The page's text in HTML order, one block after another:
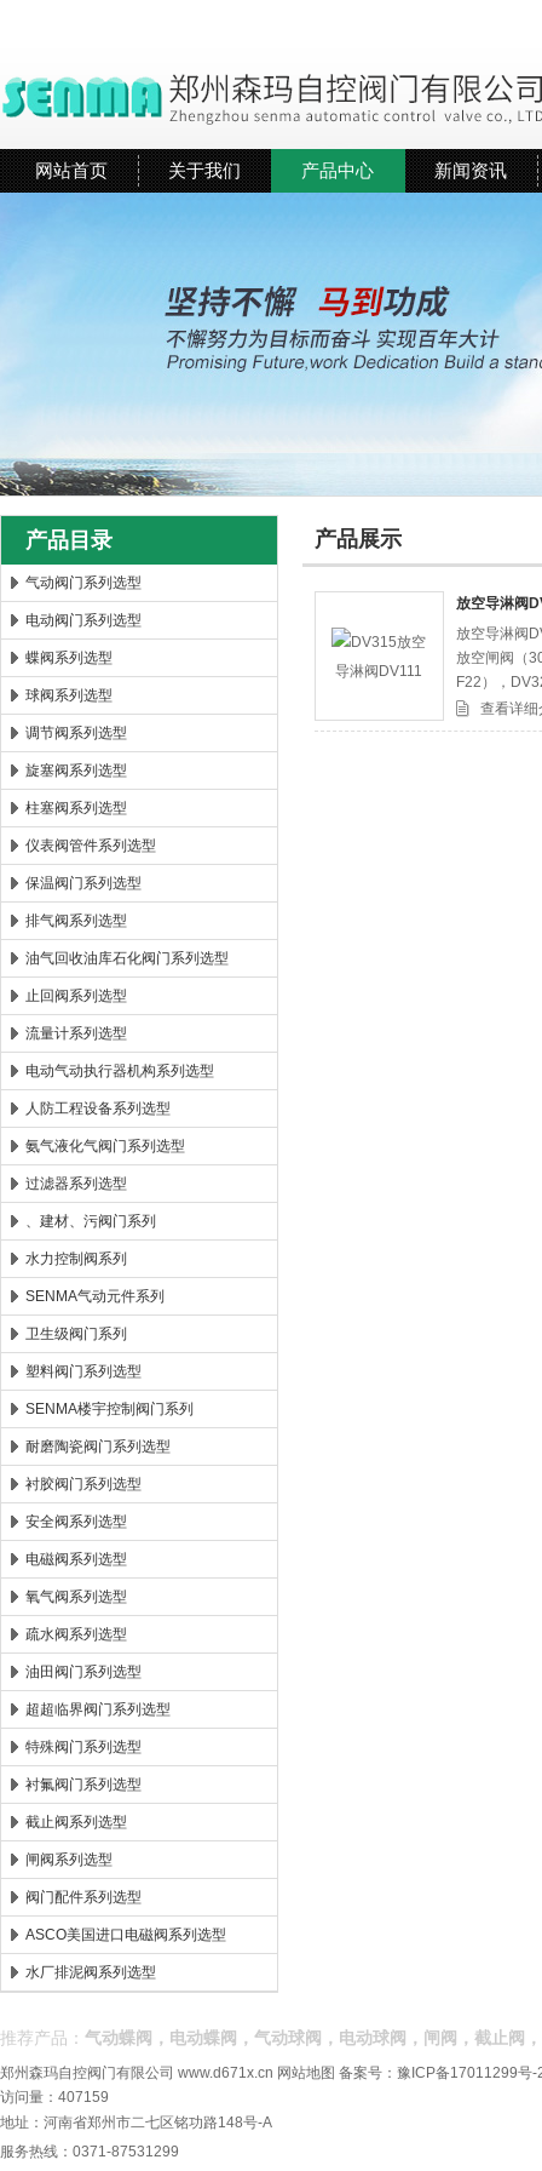
郑州森玛自控阀门有限公司
网站首页 关于我们 产品中心 新闻资讯
产品目录
气动阀门系列选型
电动阀门系列选型
蝶阀系列选型
球阀系列选型
调节阀系列选型
旋塞阀系列选型
柱塞阀系列选型
仪表阀管件系列选型
保温阀门系列选型
排气阀系列选型
油气回收油库石化阀门系列选型
止回阀系列选型
流量计系列选型
电动气动执行器机构系列选型
人防工程设备系列选型
氨气液化气阀门系列选型
过滤器系列选型
、建材、污阀门系列
水力控制阀系列
SENMA气动元件系列
卫生级阀门系列
塑料阀门系列选型
SENMA楼宇控制阀门系列
耐磨陶瓷阀门系列选型
衬胶阀门系列选型
安全阀系列选型
电磁阀系列选型
氧气阀系列选型
疏水阀系列选型
油田阀门系列选型
超超临界阀门系列选型
特殊阀门系列选型
衬氟阀门系列选型
截止阀系列选型
闸阀系列选型
阀门配件系列选型
ASCO美国进口电磁阀系列选型
水厂排泥阀系列选型
产品展示
放空导淋阀
放空导淋阀
放空闸阀（
F22），
闸阀（316L
查看详细
推荐产品： 气动蝶阀，电动蝶阀，气动球阀，电动球阀，闸阀，截止阀
郑州森玛自控阀门有限公司 www.d671x.cn 网站地图 备案号： 豫ICP备17011299号-
访问量：407159
地址：河南省郑州市二七区铭功路148号-A
服务热线：0371-87531299